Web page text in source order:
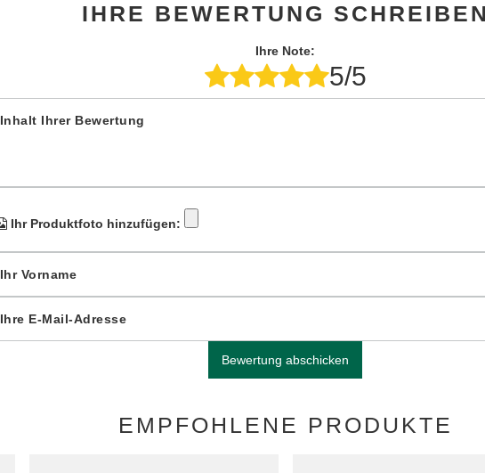
IHRE BEWERTUNG
Ihre Note:
5/5
Inhalt Ihrer Bewertung
Ihr Produktfoto hinzufügen:
Ihr Vorname
Ihre E-Mail-Adresse
Bewertung abschicken
EMPFOHLENE PRODUKTE